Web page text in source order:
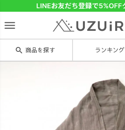
menu
search 商品を探す ランキング